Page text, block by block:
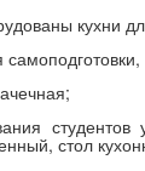
кухни
стол